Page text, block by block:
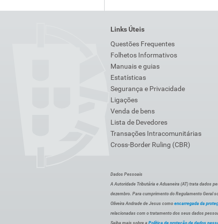
Links Úteis
Questões Frequentes
Folhetos Informativos
Manuais e guias
Estatísticas
Segurança e Privacidade
Ligações
Venda de bens
Lista de Devedores
Transações Intracomunitárias
Cross-Border Ruling (CBR)
Dados Pessoais
A Autoridade Tributária e Aduaneira (AT) trata dados
dezembro. Para cumprimento do Regulamento Geral
Oliveira Andrade de Jesus como encarregada da
relacionadas com o tratamento dos seus dados
Saiba mais sobre a Política de proteção de dados